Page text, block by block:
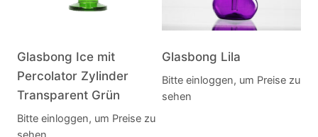
Glasbong Ice mit
Percolator Zylinder
Transparent Grün
Bitte einloggen, um Preise zu
Glasbong Lila
Bitte einloggen, um Preise zu
sehen